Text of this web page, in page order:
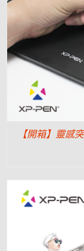
【開箱】靈感